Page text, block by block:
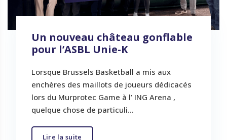
Un nouveau château gonflable
pour l’ASBL Unie-K
Lorsque Brussels Basketball a mis aux
enchères des maillots de joueurs dédicacés
lors du Murprotec Game à l’ ING Arena ,
quelque chose de particuli...
Lire la suite